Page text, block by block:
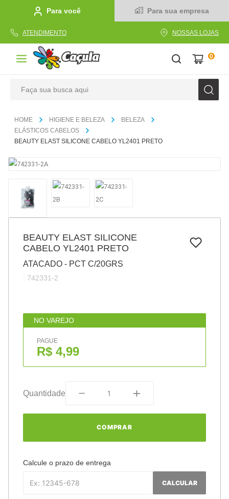
Para você Para sua empresa
ATENDIMENTO NOSSAS LOJAS
0
HIGIENE E BELEZA
BELEZA
ELÁSTICOS CABELOS
BEAUTY ELAST SILICONE CABELO YL2401 PRETO
BEAUTY ELAST SILICONE
CABELO YL2401 PRETO
ATACADO - PCT C/20GRS
: 742331-2
NO VAREJO
PAGUE
R$ 4,99
Quantidade
COMPRAR
Calcule o prazo de entrega
CALCULAR
1º caderno
3º caneta
caixa
6º pincel
papel